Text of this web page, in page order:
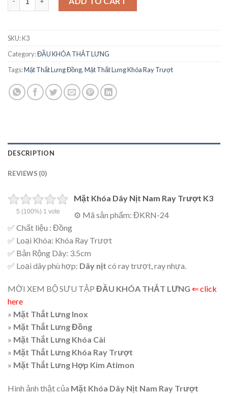
SKU:K3
Category:ĐẦU KHÓA THẮT LƯNG
Tags:Mặt Thắt Lưng Đồng,Mặt Thắt Lưng Khóa Ray Trượt
DESCRIPTION
REVIEWS (0)
5 (100%) 1 vote
Mặt Khóa Dây Nịt Nam Ray Trượt K3
⚙ Mã sản phẩm: ĐKRN-24
✅ Chất liệu : Đồng
✅ Loại Khóa: Khóa Ray Trượt
✅ Bản Rộng Dây: 3.5cm
✅ Loại dây phù hợp: Dây nịt có ray trượt, ray nhựa.
MỜI XEM BỘ SƯU TẬP ĐẦU KHÓA THẮT LƯNG ⇐ click
here
» Mặt Thắt Lưng Inox
» Mặt Thắt Lưng Đồng
» Mặt Thắt Lưng Khóa Cài
» Mặt Thắt Lưng Khóa Ray Trượt
» Mặt Thắt Lưng Hợp Kim Atimon
Hình ảnh thật của Mặt Khóa Dây Nịt Nam Ray Trượt